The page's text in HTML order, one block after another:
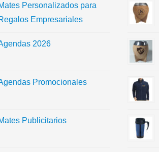
Personalizados para
Empresariales
2026
Promocionales
Publicitarios